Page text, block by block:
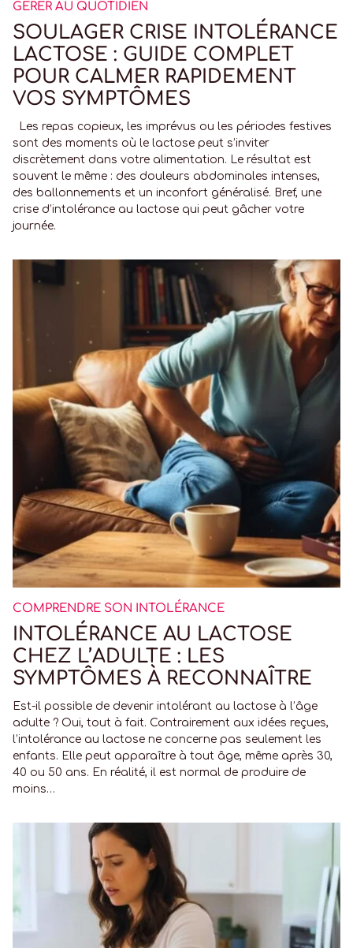
GÉRER AU QUOTIDIEN
SOULAGER CRISE INTOLÉRANCE
LACTOSE : GUIDE COMPLET
POUR CALMER RAPIDEMENT
VOS SYMPTÔMES
Les repas copieux, les imprévus ou les périodes festives
sont des moments où le lactose peut s’inviter
discrètement dans votre alimentation. Le résultat est
souvent le même : des douleurs abdominales intenses,
des ballonnements et un inconfort généralisé. Bref, une
crise d’intolérance au lactose qui peut gâcher votre
journée.
COMPRENDRE SON INTOLÉRANCE
INTOLÉRANCE AU LACTOSE
CHEZ L’ADULTE : LES
SYMPTÔMES À RECONNAÎTRE
Est-il possible de devenir intolérant au lactose à l’âge
adulte ? Oui, tout à fait. Contrairement aux idées reçues,
l’intolérance au lactose ne concerne pas seulement les
enfants. Elle peut apparaître à tout âge, même après 30,
40 ou 50 ans. En réalité, il est normal de produire de
moins…